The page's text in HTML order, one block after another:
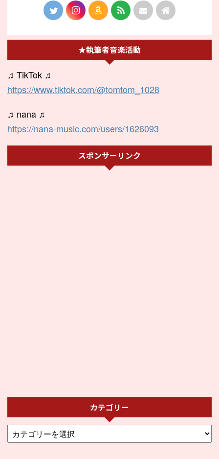
★執筆者音楽活動
♫ TikTok ♫
https://www.tiktok.com/@tomtom_1028
♫ nana ♫
https://nana-music.com/users/1626093
スポンサーリンク
カテゴリー